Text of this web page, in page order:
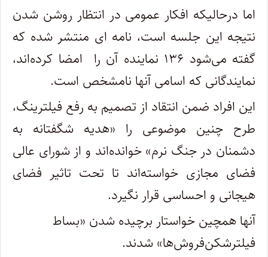
اما درحالیکه افکار عمومی در انتظار روشن شدن
نتیجه این جلسه است، نامه ‌ای منتشر شده که
گفته می‌شود ۱۳۶ نماینده آن را امضا کرده‌اند،‌
نمایندگانی که اسامی آنها نامشخص است.
این افراد ضمن انتقاد از تصمیم به رفع فیلترینگ،
طرح چنین موضوعی را «هدیه شگفتانه به
دشمنان در جنگ نرم» خوانده‌اند و از شورای عالی
فضای مجازی خواسته‌اند تا تحت تاثیر فضای
هیجانی و احساسی قرار نگیرد.
آنها همچین خواستار برچیده شدن «بساط
فیلترشکن‌فروش‌ها» شدند.